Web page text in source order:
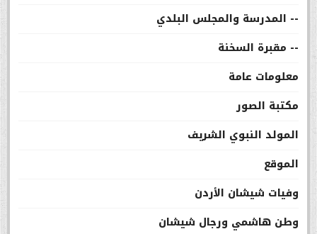
-- المدرسة والمجلس البلدي
-- مقبرة السخنة
معلومات عامة
مكتبة الصور
المولد النبوي الشريف
الموقع
وفيات شيشان الأردن
وطن هاشمي ورجال شيشان